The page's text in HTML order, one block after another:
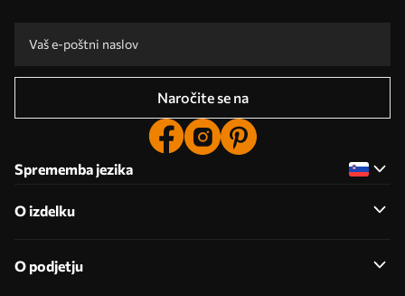
Naročite se na
Sprememba jezika
O izdelku
O podjetju